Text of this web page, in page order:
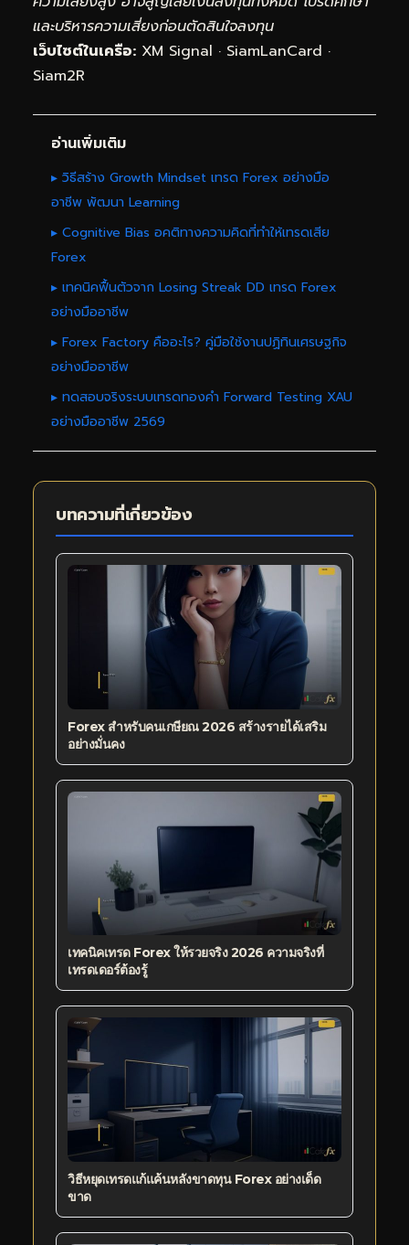
และบริหารความเสี่ยงก่อนตัดสินใจลงทุน
เว็บไซต์ในเครือ: XM Signal · SiamLanCard ·
Siam2R
อ่านเพิ่มเติม
▸ วิธีสร้าง Growth Mindset เทรด Forex อย่างมือ
อาชีพ พัฒนา Learning
▸ Cognitive Bias อคติทางความคิดที่ทำให้เทรดเสีย
Forex
▸ เทคนิคฟื้นตัวจาก Losing Streak DD เทรด Forex
อย่างมืออาชีพ
▸ Forex Factory คืออะไร? คู่มือใช้งานปฏิทินเศรษฐกิจ
อย่างมืออาชีพ
▸ ทดสอบจริงระบบเทรดทองคำ Forward Testing XAU
อย่างมืออาชีพ 2569
บทความที่เกี่ยวข้อง
Forex สำหรับคนเกษียณ 2026 สร้างรายได้เสริม
อย่างมั่นคง
เทคนิคเทรด Forex ให้รวยจริง 2026 ความจริงที่
เทรดเดอร์ต้องรู้
วิธีหยุดเทรดแก้แค้นหลังขาดทุน Forex อย่างเด็ด
ขาด